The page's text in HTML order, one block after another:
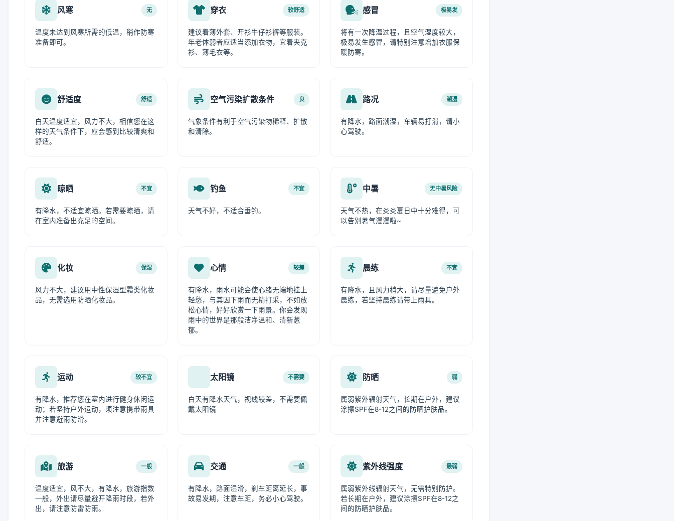
风寒 无
温度未达到风寒所需的低温，稍作防寒
准备即可。
穿衣 较舒适
建议着薄外套、开衫牛仔衫裤等服装。
年老体弱者应适当添加衣物，宜着夹克
衫、薄毛衣等。
感冒 极易发
将有一次降温过程，且空气湿度较大，
极易发生感冒，请特别注意增加衣服保
暖防寒。
舒适度 舒适
白天温度适宜，风力不大，相信您在这
样的天气条件下，应会感到比较清爽和
舒适。
空气污染扩散条件 良
气象条件有利于空气污染物稀释、扩散
和清除。
路况 潮湿
有降水，路面潮湿，车辆易打滑，请小
心驾驶。
晾晒 不宜
有降水，不适宜晾晒。若需要晾晒，请
在室内准备出充足的空间。
钓鱼 不宜
天气不好，不适合垂钓。
中暑 无中暑风险
天气不热，在炎炎夏日中十分难得，可
以告别暑气漫漫啦~
化妆 保湿
风力不大，建议用中性保湿型霜类化妆
品，无需选用防晒化妆品。
心情 较差
有降水，雨水可能会使心绪无端地挂上
轻愁，与其因下雨而无精打采，不如放
松心情，好好欣赏一下雨景。你会发现
雨中的世界是那般洁净温和、清新葱
郁。
晨练 不宜
有降水，且风力稍大，请尽量避免户外
晨练，若坚持晨练请带上雨具。
运动 较不宜
有降水，推荐您在室内进行健身休闲运
动；若坚持户外运动，须注意携带雨具
并注意避雨防滑。
太阳镜 不需要
白天有降水天气，视线较差，不需要佩
戴太阳镜
防晒 弱
属弱紫外辐射天气，长期在户外，建议
涂擦SPF在8-12之间的防晒护肤品。
旅游 一般
温度适宜，风不大，有降水，旅游指数
一般，外出请尽量避开降雨时段，若外
出，请注意防雷防雨。
交通 一般
有降水，路面湿滑，刹车距离延长，事
故易发期，注意车距，务必小心驾驶。
紫外线强度 最弱
属弱紫外线辐射天气，无需特别防护。
若长期在户外，建议涂擦SPF在8-12之
间的防晒护肤品。